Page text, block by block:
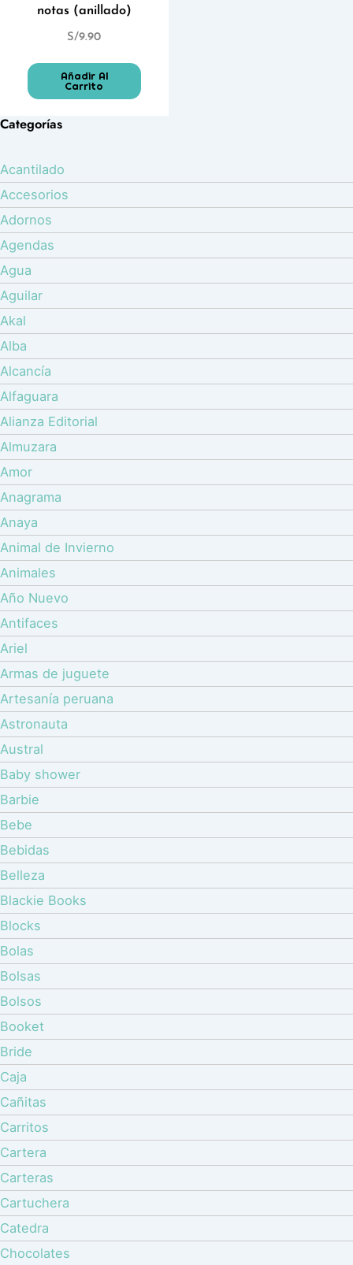
Categorías
Acantilado
Accesorios
Adornos
Agendas
Agua
Aguilar
Akal
Alba
Alcancía
Alfaguara
Alianza Editorial
Almuzara
Amor
Anagrama
Anaya
Animal de Invierno
Animales
Año Nuevo
Antifaces
Ariel
Armas de juguete
Artesanía peruana
Astronauta
Austral
Baby shower
Barbie
Bebe
Bebidas
Belleza
Blackie Books
Blocks
Bolas
Bolsas
Bolsos
Booket
Bride
Caja
Cañitas
Carritos
Cartera
Carteras
Cartuchera
Catedra
Chocolates
notas (anillado)
S/9.90
Añadir Al
Carrito